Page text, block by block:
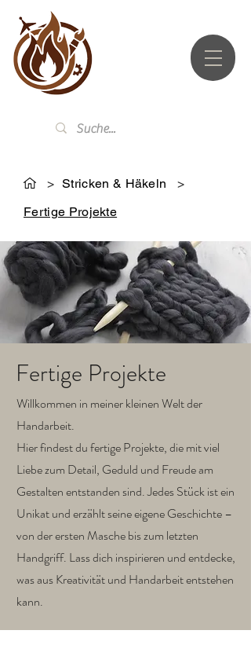
> Stricken & Häkeln
>
Fertige Projekte
Fertige Projekte
Willkommen in meiner kleinen Welt der
Handarbeit.
Hier findest du fertige Projekte, die mit viel
Liebe zum Detail, Geduld und Freude am
Gestalten entstanden sind. Jedes Stück ist ein
Unikat und erzählt seine eigene Geschichte –
von der ersten Masche bis zum letzten
Handgriff. Lass dich inspirieren und entdecke,
was aus Kreativität und Handarbeit entstehen
kann.